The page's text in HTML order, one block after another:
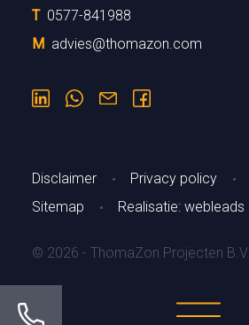
T 0577-841988
M advies@thomazon.com
Disclaimer Privacy policy
Sitemap
Realisatie: webleads
© 2026 - ThomaZon Projecten B.V.